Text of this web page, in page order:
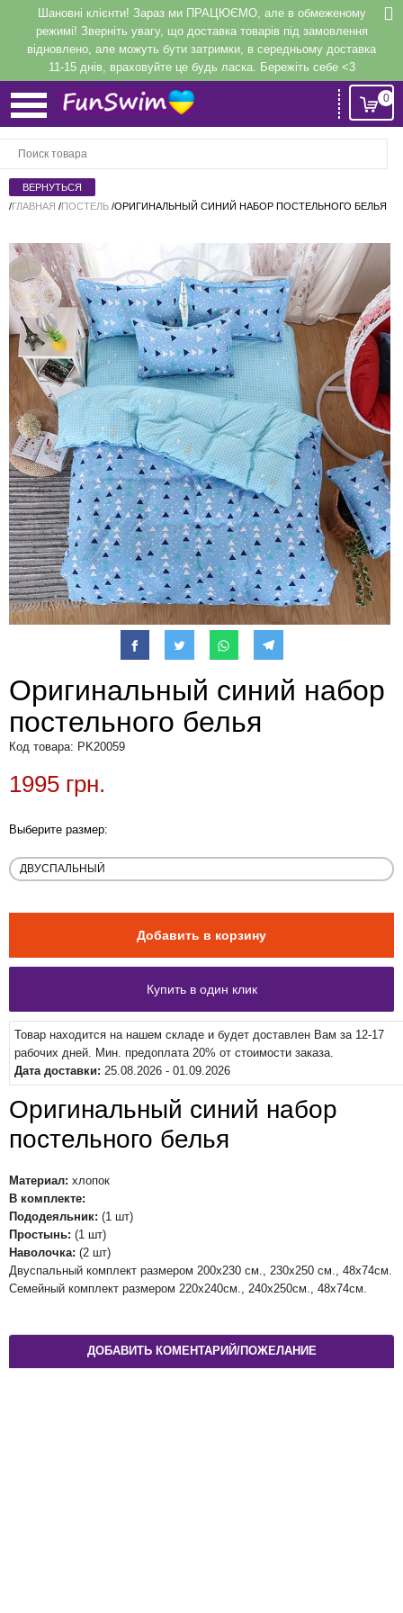
Шановні клієнти! Зараз ми ПРАЦЮЄМО, але в обмеженому
режимі! Зверніть увагу, що доставка товарів під замовлення
відновлено, але можуть бути затримки, в середньому доставка
11-15 днів, враховуйте це будь ласка. Бережіть себе <3
0
/ГЛАВНАЯ /ПОСТЕЛЬ /ОРИГИНАЛЬНЫЙ СИНИЙ НАБОР ПОСТЕЛЬНОГО БЕЛЬЯ
Оригинальный синий набор
постельного белья
Код товара: PK20059
1995 грн.
Выберите размер:
Товар находится на нашем складе и будет доставлен Вам за 12-17
рабочих дней. Мин. предоплата 20% от стоимости заказа.
Дата доставки: 25.08.2026 - 01.09.2026
Оригинальный синий набор
постельного белья
Материал: хлопок
В комплекте:
Пододеяльник: (1 шт)
Простынь: (1 шт)
Наволочка: (2 шт)
Двуспальный комплект размером 200х230 см., 230х250 см., 48х74см.
Семейный комплект размером 220х240см., 240х250см., 48х74см.
ДОБАВИТЬ КОМЕНТАРИЙ/ПОЖЕЛАНИЕ
ВходилиРегистрация
Регистрация или авторизация